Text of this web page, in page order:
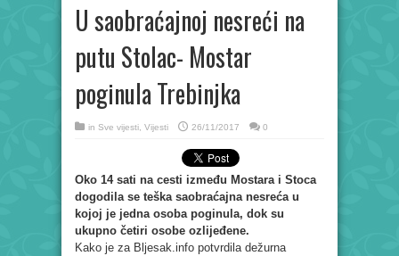
U saobraćajnoj nesreći na
putu Stolac- Mostar
poginula Trebinjka
in Sve vijesti Vijesti 26/11/2017 0
Oko 14 sati na cesti između Mostara i Stoca
dogodila se teška saobraćajna nesreća u
kojoj je jedna osoba poginula, dok su
ukupno četiri osobe ozlijeđene.
Kako je za Bljesak.info potvrdila dežurna